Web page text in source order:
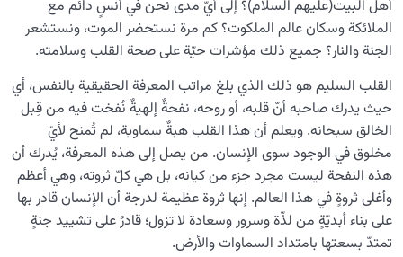
من الخيال إلى سلامة القلب 0/31
الإنسان محور الخلق
رؤية عالم الغيب 0/9
أهل البيت(عليهم السلام)؟ إلى أيّ مدى نحن في أُنسٍ دائم مع
الملائكة وسكان عالم الملكوت؟ كم مرة نستحضر الموت، ونستشعر
الجنة والنار؟ جميع ذلك مؤشرات حيّة على صحة القلب وسلامته.
القلب السليم هو ذلك الذي بلغ مراتب المعرفة الحقيقية بالنفس، أي
حيث يدرك صاحبه أنّ قلبه، أو روحه، نفحةٌ إلهيةٌ نُفخت فيه من قِبل
الخالق سبحانه. ويعلم أن هذا القلب هبةٌ سماوية، لم تُمنح لأيّ
مخلوق في الوجود سوى الإنسان. من يصل إلى هذه المعرفة، يُدرك أن
هذه النفحة ليست مجرد جزء من كيانه، بل هي كلّ ثروته، وهي أعظم
وأغلى ثروةٍ في هذا العالم. إنها ثروة عظيمة لدرجة أن الإنسان قادر بها
على بناء أبديّةٍ من لذّة وسرور وسعادة لا تزول؛ قادرٌ على تشييد جنةٍ
تمتدّ بسعتها بامتداد السماوات والأرض.